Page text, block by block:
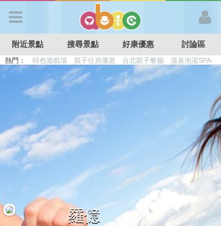
APP登入
首 頁
搜尋景點
好康優惠
最新留言
附近景點 搜尋景點 好康優惠 討論區
熱門： 特色遊戲場 親子住房優惠 台北親子餐廳
溫泉泡湯SPA
溜滑梯民宿
觀光工廠 日本親子景點
羅億